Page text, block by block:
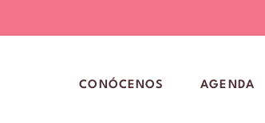
CONÓCENOS AGENDA